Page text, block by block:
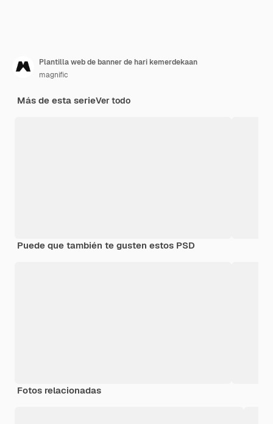
Plantilla web de banner de hari kemerdekaan
magnific
Más de esta serieVer todo
Puede que también te gusten estos PSD
Fotos relacionadas